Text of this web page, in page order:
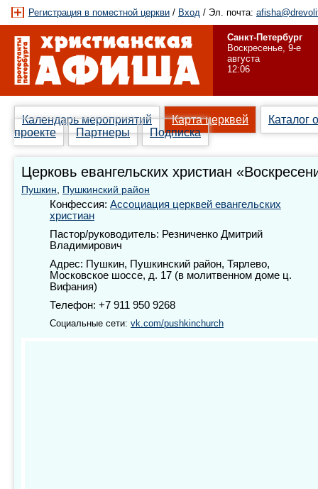
Регистрация в поместной церкви / Вход / Эл. почта:
Санкт-Петербург
Воскресенье, 9-е
августа
12:06
Календарь мероприятий Карта церквей
Каталог
проекте
Партнеры Подписка
Церковь евангельских христиан
Пушкин, Пушкинский район
Конфессия: Ассоциация церквей евангельских
христиан
Пастор/руководитель: Резниченко Дмитрий
Владимирович
Адрес: Пушкин, Пушкинский район, Тярлево,
Московское шоссе, д. 17 (в молитвенном доме ц.
Вифания)
Телефон: +7 911 950 9268
Социальные сети: vk.com/pushkinchurch